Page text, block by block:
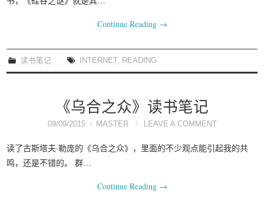
Continue Reading →
读书笔记 INTERNET, READING
《乌合之众》读书笔记
09/09/2015 MASTER LEAVE A COMMENT
读了古斯塔夫·勒庞的《乌合之众》，里面的不少观点能引起我的共
鸣，还是不错的。 群…
Continue Reading →